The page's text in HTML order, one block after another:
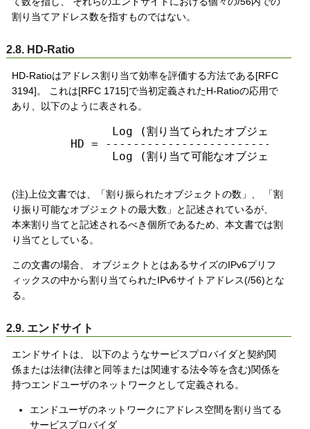
割り当てアドレス数を指すものではない。
2.8. HD-Ratio
HD-Ratioはアドレス割り当て効率を評価する方法である[RFC
3194]。 これは[RFC 1715]で当初定義されたH-Ratioの応用で
あり、以下のように表される。
Log (割り当てられたオブジェクトの
HD =
Log (割り当て可能なオブジェクトの
(注)上位文書では、「割り振られたオブジェクトの数」、 「割
り振り可能なオブジェクトの最大数」と記述されているが、
本来割り当てと記述されるべき個所であるため、本文書では割
り当てとしている。
この文書の場合、 オブジェクトとはあるサイズのIPv6プリフ
ィックスの中から割り当てられたIPv6サイトアドレス(/56)とな
る。
2.9. エンドサイト
エンドサイトは、 以下のようなサービスプロバイダと契約関
係または法律(法律と同等または関連する法令等を含む)関係を
持つエンドユーザのネットワークとして定義される。
エンドユーザのネットワークにアドレス空間を割り当てる
サービスプロバイダ